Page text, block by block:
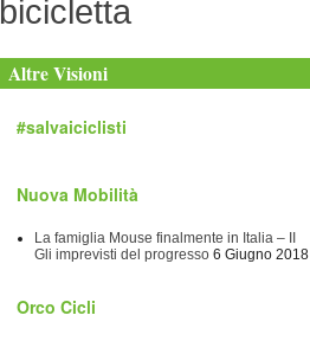
bicicletta
Altre Visioni
#salvaiciclisti
Nuova Mobilità
La famiglia Mouse finalmente in Italia – II
Gli imprevisti del progresso 6 Giugno 2018
Orco Cicli